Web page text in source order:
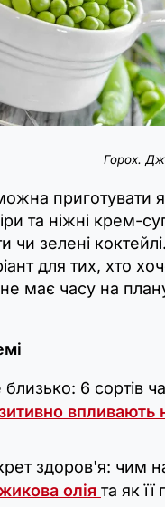
Горох.
приготувати
та ніжні крем-
чи зелені
для тих, хто
має часу на
близько: 6 сортів
впливають
здоров'я: чим
олія та як